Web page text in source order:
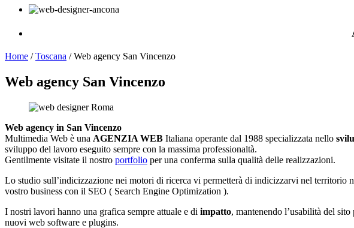
Home /Toscana /Web agency San Vincenzo
Web agency San Vincenzo
Web agency in San Vincenzo
Multimedia Web è una AGENZIA WEB Italiana operante dal 1988 specializzata nello
sviluppo del lavoro eseguito sempre con la massima professionaltà.
Gentilmente visitate il nostro portfolio per una conferma sulla qualità delle realizzazioni.
Lo studio sull’indicizzazione nei motori di ricerca vi permetterà di indicizzarvi nel territorio
vostro business con il SEO ( Search Engine Optimization ).
I nostri lavori hanno una grafica sempre attuale e di impatto, mantenendo l’usabilità del
nuovi web software e plugins.